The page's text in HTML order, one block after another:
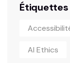
Étiquettes
AI Ethics